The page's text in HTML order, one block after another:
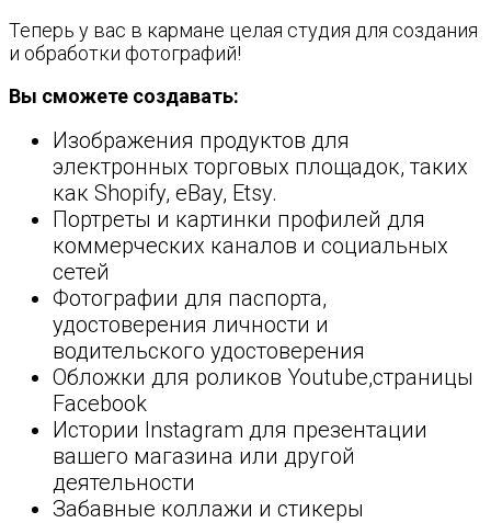
Теперь у вас в кармане целая студия для создания
и обработки фотографий!
Вы сможете создавать:
Изображения продуктов для
электронных торговых площадок, таких
как Shopify, eBay, Etsy.
Портреты и картинки профилей для
коммерческих каналов и социальных
сетей
Фотографии для паспорта,
удостоверения личности и
водительского удостоверения
Обложки для роликов Youtube,страницы
Facebook
Истории Instagram для презентации
вашего магазина или другой
деятельности
Забавные коллажи и стикеры